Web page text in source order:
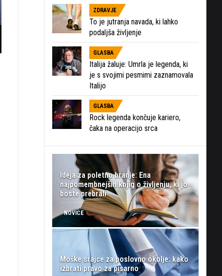
ZDRAVJE
To je jutranja navada, ki lahko
podaljša življenje
GLASBA
Italija žaluje: Umrla je legenda, ki
je s svojimi pesmimi zaznamovala
Italijo
GLASBA
Rock legenda končuje kariero,
čaka na operacijo srca
Ideja za poletno branje: Ena
najpomembnejših knjig o življenju, ki jo
boste prebrali
NOVICE
Moške srajce za poslovno okolje: kako
izbrati pravo za pisarno